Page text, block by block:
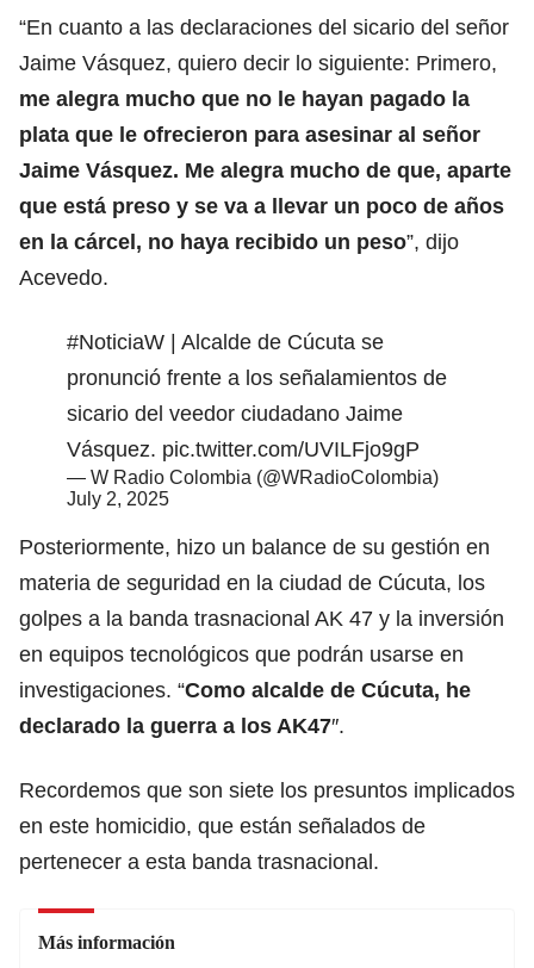
“En cuanto a las declaraciones del sicario del señor
Jaime Vásquez, quiero decir lo siguiente: Primero,
me alegra mucho que no le hayan pagado la
plata que le ofrecieron para asesinar al señor
Jaime Vásquez. Me alegra mucho de que, aparte
que está preso y se va a llevar un poco de años
en la cárcel, no haya recibido un peso”, dijo
Acevedo.
#NoticiaW | Alcalde de Cúcuta se
pronunció frente a los señalamientos de
sicario del veedor ciudadano Jaime
Vásquez. pic.twitter.com/UVILFjo9gP
— W Radio Colombia (@WRadioColombia)
July 2, 2025
Posteriormente, hizo un balance de su gestión en
materia de seguridad en la ciudad de Cúcuta, los
golpes a la banda trasnacional AK 47 y la inversión
en equipos tecnológicos que podrán usarse en
investigaciones. “Como alcalde de Cúcuta, he
declarado la guerra a los AK47″.
Recordemos que son siete los presuntos implicados
en este homicidio, que están señalados de
pertenecer a esta banda trasnacional.
Más información